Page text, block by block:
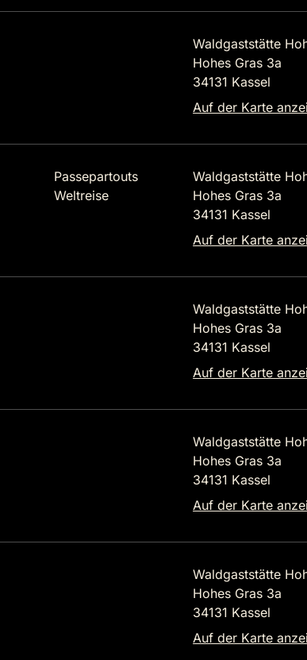
Waldgaststätte
Hohes Gras 3a
34131 Kassel
Auf der Karte
Passepartouts
Weltreise
Waldgaststätte
Hohes Gras 3a
34131 Kassel
Auf der Karte
Waldgaststätte
Hohes Gras 3a
34131 Kassel
Auf der Karte
Waldgaststätte
Hohes Gras 3a
34131 Kassel
Auf der Karte
Waldgaststätte
Hohes Gras 3a
34131 Kassel
Auf der Karte